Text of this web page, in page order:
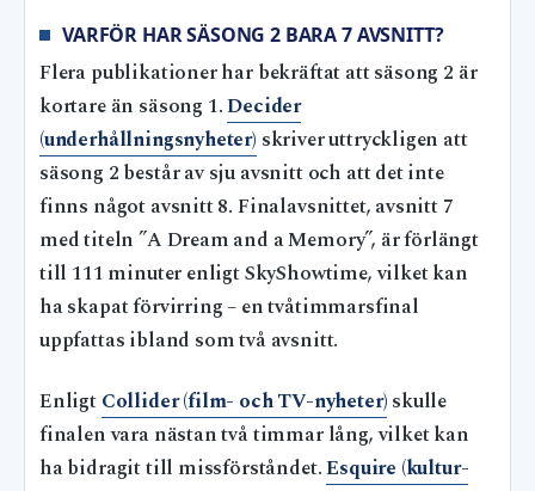
VARFÖR HAR SÄSONG 2 BARA 7 AVSNITT?
Flera publikationer har bekräftat att säsong 2 är
kortare än säsong 1.Decider
(underhållningsnyheter) skriver uttryckligen att
säsong 2 består av sju avsnitt och att det inte
finns något avsnitt 8. Finalavsnittet, avsnitt 7
med titeln ”A Dream and a Memory”, är förlängt
till 111 minuter enligt SkyShowtime, vilket kan
ha skapat förvirring – en tvåtimmarsfinal
uppfattas ibland som två avsnitt.
Enligt Collider (film- och TV-nyheter) skulle
finalen vara nästan två timmar lång, vilket kan
ha bidragit till missförståndet.Esquire (kultur-